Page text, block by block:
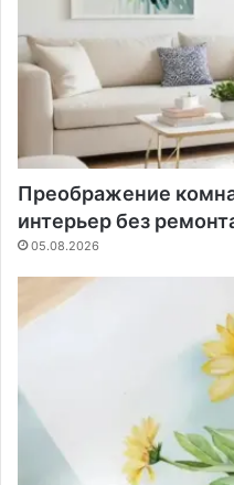
Преображение
интерьер без
05.08.2026